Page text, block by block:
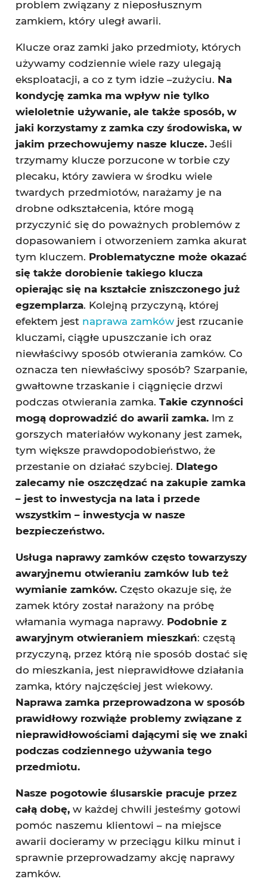
problem związany z nieposłusznym
zamkiem, który uległ awarii.
Klucze oraz zamki jako przedmioty, których
używamy codziennie wiele razy ulegają
eksploatacji, a co z tym idzie –zużyciu. Na
kondycję zamka ma wpływ nie tylko
wieloletnie używanie, ale także sposób, w
jaki korzystamy z zamka czy środowiska, w
jakim przechowujemy nasze klucze.Jeśli
trzymamy klucze porzucone w torbie czy
plecaku, który zawiera w środku wiele
twardych przedmiotów, narażamy je na
drobne odkształcenia, które mogą
przyczynić się do poważnych problemów z
dopasowaniem i otworzeniem zamka akurat
tym kluczem. Problematyczne może okazać
się także dorobienie takiego klucza
opierając się na kształcie zniszczonego już
egzemplarza. Kolejną przyczyną, której
efektem jest naprawa zamkówjest rzucanie
kluczami, ciągłe upuszczanie ich oraz
niewłaściwy sposób otwierania zamków. Co
oznacza ten niewłaściwy sposób? Szarpanie,
gwałtowne trzaskanie i ciągnięcie drzwi
podczas otwierania zamka. Takie czynności
mogą doprowadzić do awarii zamka.Im z
gorszych materiałów wykonany jest zamek,
tym większe prawdopodobieństwo, że
przestanie on działać szybciej. Dlatego
zalecamy nie oszczędzać na zakupie zamka
– jest to inwestycja na lata i przede
wszystkim – inwestycja w nasze
bezpieczeństwo.
Usługa naprawy zamków często towarzyszy
awaryjnemu otwieraniu zamków lub też
wymianie zamków.Często okazuje się, że
zamek który został narażony na próbę
włamania wymaga naprawy. Podobnie z
awaryjnym otwieraniem mieszkań: częstą
przyczyną, przez którą nie sposób dostać się
do mieszkania, jest nieprawidłowe działania
zamka, który najczęściej jest wiekowy.
Naprawa zamka przeprowadzona w sposób
prawidłowy rozwiąże problemy związane z
nieprawidłowościami dającymi się we znaki
podczas codziennego używania tego
przedmiotu.
Nasze pogotowie ślusarskie pracuje przez
całą dobę,w każdej chwili jesteśmy gotowi
pomóc naszemu klientowi – na miejsce
awarii docieramy w przeciągu kilku minut i
sprawnie przeprowadzamy akcję naprawy
zamków.